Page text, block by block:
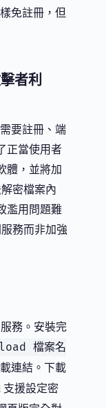
樣免註冊，但
者利
要註冊、端
正當使用者
體，並將加
密檔案內
濫用問題難
務而非加強
務。安裝完
檔案名
連結。下載
支援設定密